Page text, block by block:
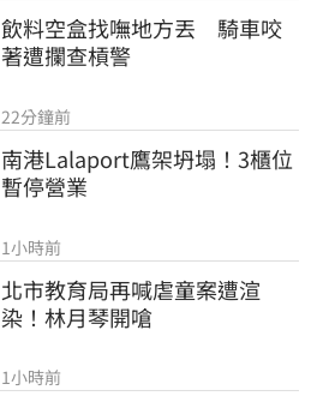
飲料空盒找嘸地方丟　騎車咬
著遭攔查槓警
22分鐘前
南港Lalaport鷹架坍塌！3櫃位
暫停營業
1小時前
北市教育局再喊虐童案遭渲
染！林月琴開嗆
1小時前